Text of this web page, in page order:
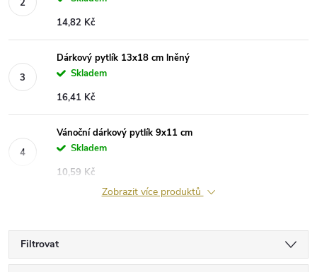
14,82 Kč
Dárkový pytlík 13x18 cm lněný
Skladem
16,41 Kč
Vánoční dárkový pytlík 9x11 cm
Skladem
10,59 Kč
Zobrazit více produktů
Filtrovat